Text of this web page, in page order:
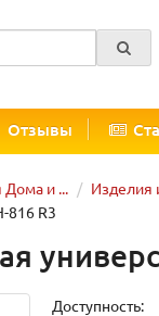
Отзывы
Дома и ... Изделия
816 R3
Доступность: